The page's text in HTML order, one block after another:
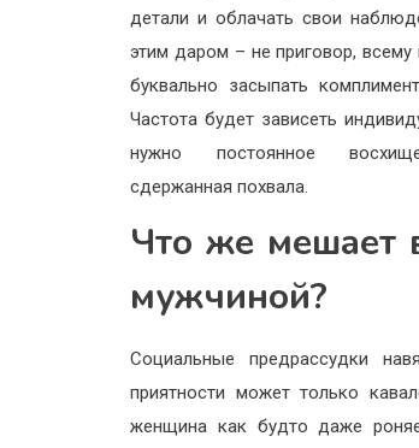
детали и облачать свои
этим даром – не приговор,
буквально засыпать
Частота будет зависеть
нужно постоянное
сдержанная похвала.
Что же мешает
мужчиной?
Социальные предрассудки
приятности может только
женщина как будто даже